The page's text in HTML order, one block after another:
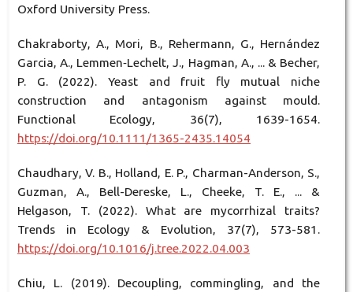
Oxford University Press.
Chakraborty, A., Mori, B., Rehermann, G., Hernández
Garcia, A., Lemmen‐Lechelt, J., Hagman, A., ... & Becher,
P. G. (2022). Yeast and fruit fly mutual niche
construction and antagonism against mould.
Functional Ecology, 36(7), 1639-1654.
https://doi.org/10.1111/1365-2435.14054
Chaudhary, V. B., Holland, E. P., Charman-Anderson, S.,
Guzman, A., Bell-Dereske, L., Cheeke, T. E., ... &
Helgason, T. (2022). What are mycorrhizal traits?
Trends in Ecology & Evolution, 37(7), 573-581.
https://doi.org/10.1016/j.tree.2022.04.003
Chiu, L. (2019). Decoupling, commingling, and the